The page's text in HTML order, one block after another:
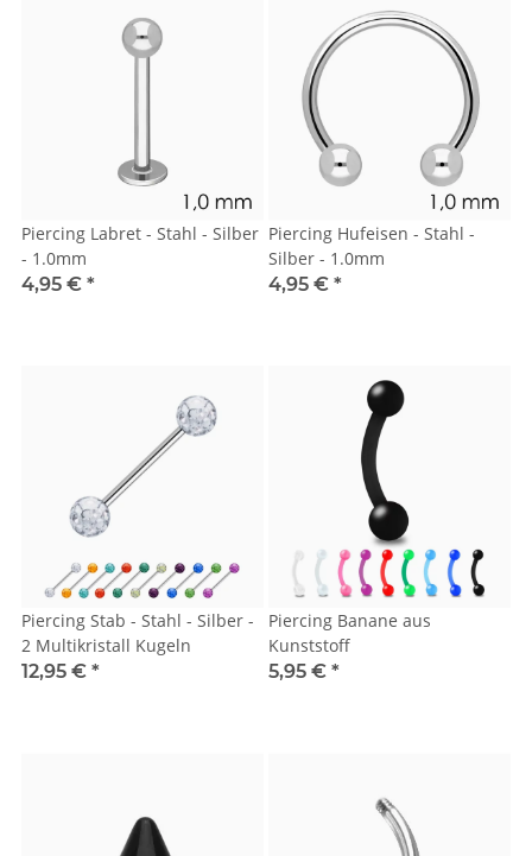
Piercing Labret - Stahl - Silber
- 1.0mm
4,95 € *
Piercing Hufeisen - Stahl -
Silber - 1.0mm
4,95 € *
Piercing Stab - Stahl - Silber -
2 Multikristall Kugeln
12,95 € *
Piercing Banane aus
Kunststoff
5,95 € *